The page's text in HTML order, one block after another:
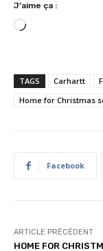
J’aime ça :
C
r
g
e
t
TAGS Carhartt
Home for Christmas
Facebook
ARTICLE PRÉCÉDENT
HOME FOR